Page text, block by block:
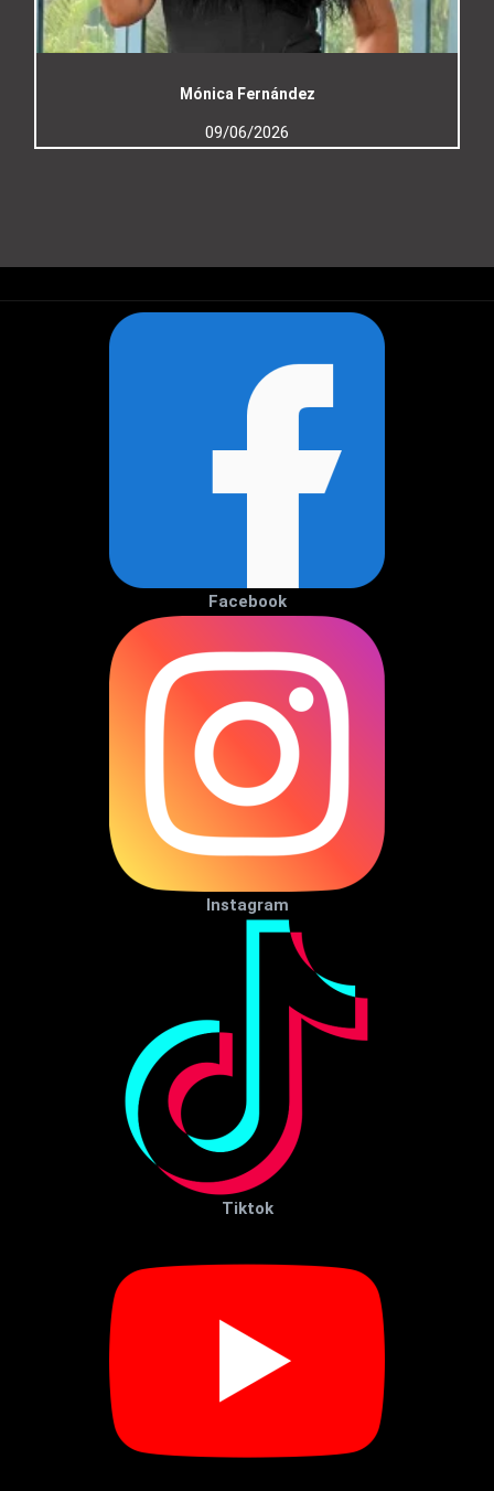
Mónica Fernández
09/06/2026
Facebook
Instagram
Tiktok